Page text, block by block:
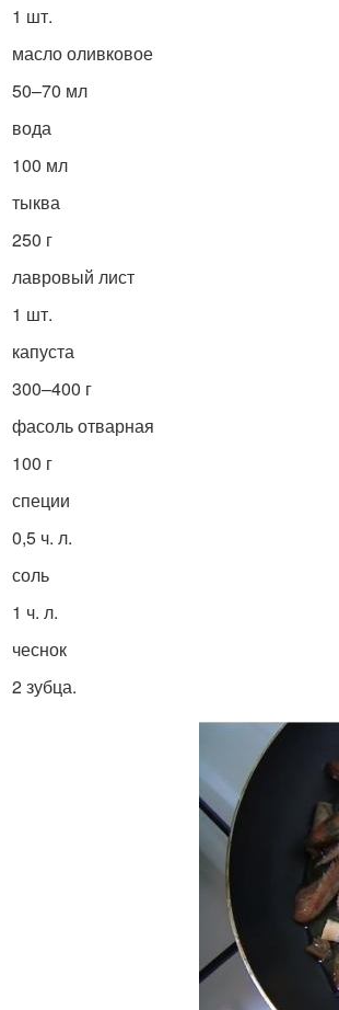
1 шт.
масло оливковое
50–70 мл
вода
100 мл
тыква
250 г
лавровый лист
1 шт.
капуста
300–400 г
фасоль отварная
100 г
специи
0,5 ч. л.
соль
1 ч. л.
чеснок
2 зубца.